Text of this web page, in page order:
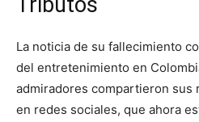
Tributos
La noticia de su fallecimiento
del entretenimiento en
admiradores compartieron sus
en redes sociales, que ahora